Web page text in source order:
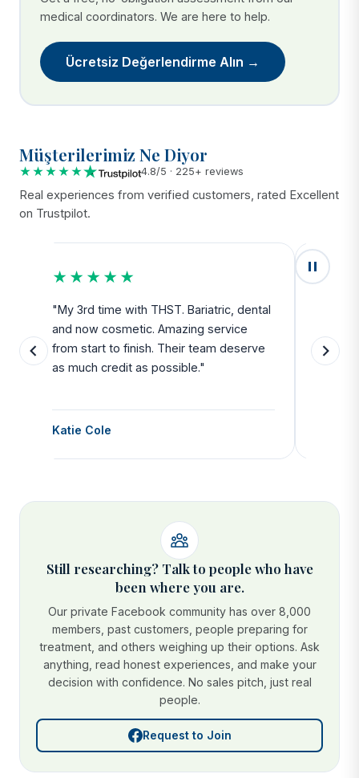
medical coordinators. We are here to help.
Ücretsiz Değerlendirme Alın →
Müşterilerimiz Ne Diyor
★★★★★ 4.8/5 · 225+ reviews
Real experiences from verified customers, rated Excellent
on Trustpilot.
★★★★★
"My 3rd time with THST. Bariatric, dental
and now cosmetic. Amazing service
from start to finish. Their team deserve
as much credit as possible."
Katie Cole
side
Still researching? Talk to people who have
been where you are.
Our private Facebook community has over 8,000
members, past customers, people preparing for
treatment, and others weighing up their options. Ask
anything, read honest experiences, and make your
decision with confidence. No sales pitch, just real
people.
Request to Join